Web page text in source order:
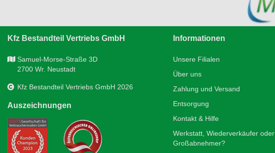
Kfz Bestandteil Vertriebs GmbH
Samuel-Morse-Straße 3D
2700 Wr. Neustadt
Kfz Bestandteil Vertriebs GmbH 2026
Auszeichnungen
Informationen
Unsere Filialen
Über uns
Zahlung und Versand
Entsorgung
Kontakt & Hilfe
Werkstatt, Wiederverkäufer oder
Großabnehmer?